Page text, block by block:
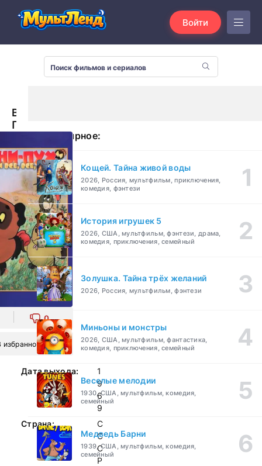
Войти
Винни-
Пух
0
избранное
Дата выхода:
1
9
6
9
Страна:
С
С
С
Р
Популярное:
Кощей. Тайна живой воды
2026, Россия, мультфильм, приключения,
комедия, фэнтези
История игрушек 5
2026, США, мультфильм, фэнтези, драма,
комедия, приключения, семейный
Золушка. Тайна трёх желаний
2026, Россия, мультфильм, фэнтези
Миньоны и монстры
2026, США, мультфильм, фантастика,
комедия, приключения, семейный
Веселые мелодии
1930, США, мультфильм, комедия,
семейный
Медведь Барни
1939, США, мультфильм, комедия,
семейный